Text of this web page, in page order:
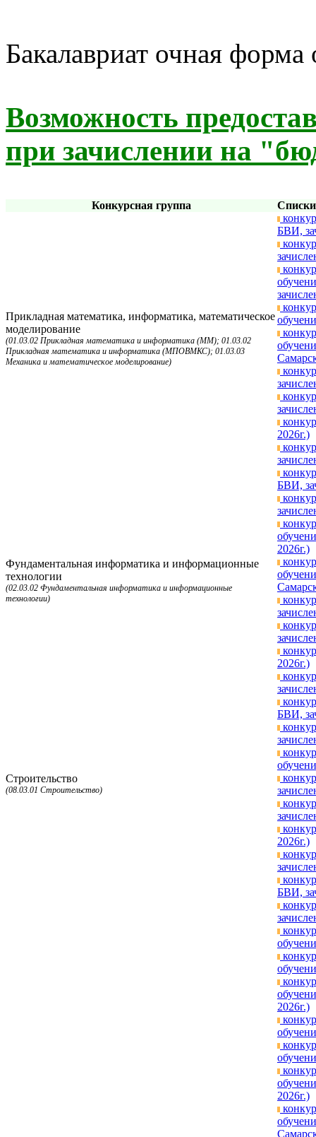
Бакалавриат очная форма
Возможность
при зачислении на
Конкурсная группа
Прикладная математика, информатика, математическое
моделирование
(01.03.02 Прикладная математика и информатика (ММ); 01.03.02
Прикладная математика и информатика (МПОВМКС); 01.03.03
Механика и математическое моделирование)
БВИ,
2026г.)
Фундаментальная информатика и информационные
технологии
(02.03.02 Фундаментальная информатика и информационные
технологии)
БВИ,
2026г.)
2026г.)
Строительство
(08.03.01 Строительство)
БВИ,
2026г.)
БВИ,
2026г.)
2026г.)